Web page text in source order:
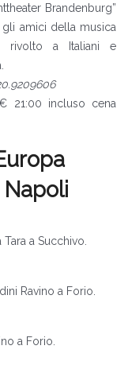
Brandenburg”
amici della musica
rivolto a Italiani e
21:00 incluso cena
Napoli
a Succhivo.
Ravino a Forio.
a Forio.